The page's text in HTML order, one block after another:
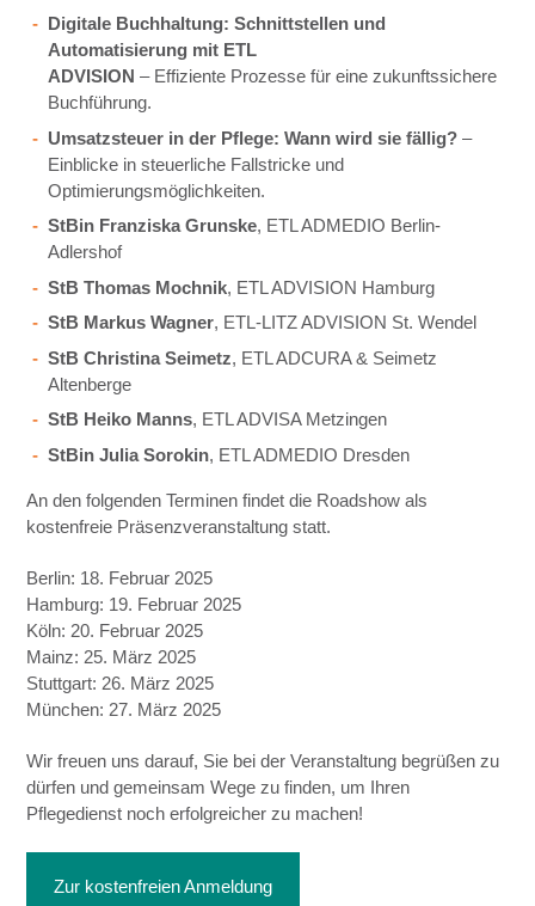
Digitale Buchhaltung: Schnittstellen und
Automatisierung mit ETL
ADVISION – Effiziente Prozesse für eine zukunftssichere
Buchführung.
Umsatzsteuer in der Pflege: Wann wird sie fällig? –
Einblicke in steuerliche Fallstricke und
Optimierungsmöglichkeiten.
StBin Franziska Grunske, ETL ADMEDIO Berlin-
Adlershof
StB Thomas Mochnik, ETL ADVISION Hamburg
StB Markus Wagner, ETL-LITZ ADVISION St. Wendel
StB Christina Seimetz, ETL ADCURA & Seimetz
Altenberge
StB Heiko Manns, ETL ADVISA Metzingen
StBin Julia Sorokin, ETL ADMEDIO Dresden
An den folgenden Terminen findet die Roadshow als
kostenfreie Präsenzveranstaltung statt.
Berlin: 18. Februar 2025
Hamburg: 19. Februar 2025
Köln: 20. Februar 2025
Mainz: 25. März 2025
Stuttgart: 26. März 2025
München: 27. März 2025
Wir freuen uns darauf, Sie bei der Veranstaltung begrüßen zu
dürfen und gemeinsam Wege zu finden, um Ihren
Pflegedienst noch erfolgreicher zu machen!
Zur kostenfreien Anmeldung